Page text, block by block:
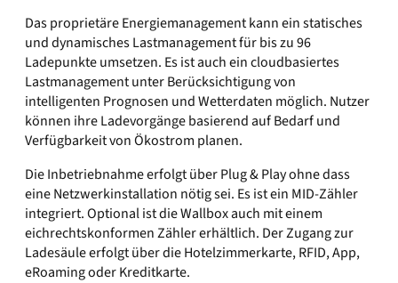
Das proprietäre Energiemanagement kann ein statisches
und dynamisches Lastmanagement für bis zu 96
Ladepunkte umsetzen. Es ist auch ein cloudbasiertes
Lastmanagement unter Berücksichtigung von
intelligenten Prognosen und Wetterdaten möglich. Nutzer
können ihre Ladevorgänge basierend auf Bedarf und
Verfügbarkeit von Ökostrom planen.
Die Inbetriebnahme erfolgt über Plug & Play ohne dass
eine Netzwerkinstallation nötig sei. Es ist ein MID-Zähler
integriert. Optional ist die Wallbox auch mit einem
eichrechtskonformen Zähler erhältlich. Der Zugang zur
Ladesäule erfolgt über die Hotelzimmerkarte, RFID, App,
eRoaming oder Kreditkarte.